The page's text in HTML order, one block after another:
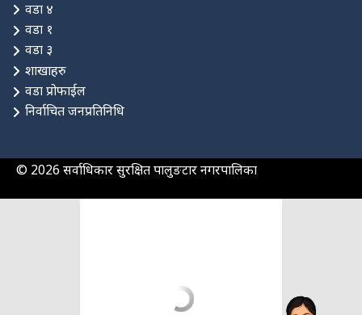
वडा ४
वडा १
वडा ३
शाखाहरु
वडा प्रोफाईल
निर्वाचित जनप्रतिनिधि
© 2026 सर्वाधिकार सुरक्षित पालुङटार नगरपालिका